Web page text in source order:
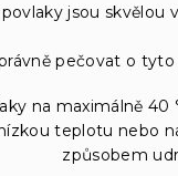
jsou skvělou
pečovat o
na maximálně
teplotu nebo
způsobem